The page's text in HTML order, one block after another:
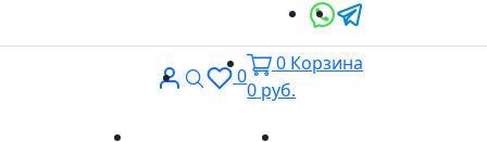
ВходПоиск
0
0 Корзина
0 руб.